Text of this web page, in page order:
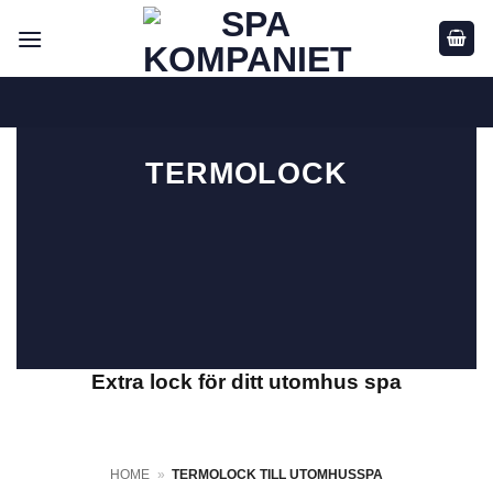
TERMOLOCK
Extra lock för ditt utomhus spa
HOME » TERMOLOCK TILL UTOMHUSSPA